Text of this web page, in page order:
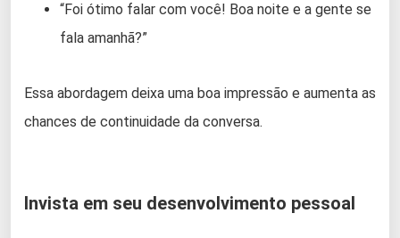
“Foi ótimo falar com você! Boa noite e a gente se
fala amanhã?”
Essa abordagem deixa uma boa impressão e aumenta as
chances de continuidade da conversa.
Invista em seu desenvolvimento pessoal